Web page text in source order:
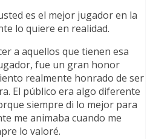
es el mejor jugador en la
lo quiere en realidad.
a aquellos que tienen esa
fue un gran honor
realmente honrado de ser
El público era algo diferente
siempre di lo mejor para
me animaba cuando me
lo valoré.